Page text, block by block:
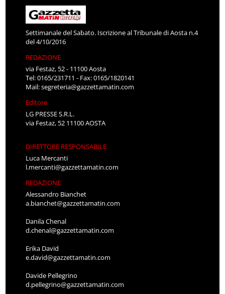
Settimanale del Sabato. Iscrizione al Tribunale di Aosta n.4
del 4/10/2016
REDAZIONE
via Festaz, 52 - 11100 Aosta
Tel: 0165/231711 - Fax: 0165/1820141
Mail:segreteria@gazzettamatin.com
Editore
LG PRESSE S.R.L.
via Festaz, 52 11100 AOSTA
DIRETTORE RESPONSABILE
Luca Mercanti
l.mercanti@gazzettamatin.com
REDAZIONE
Alessandro Bianchet
a.bianchet@gazzettamatin.com
Danila Chenal
d.chenal@gazzettamatin.com
Erika David
e.david@gazzettamatin.com
Davide Pellegrino
d.pellegrino@gazzettamatin.com